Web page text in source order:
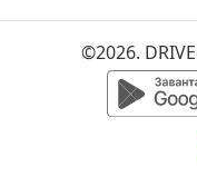
©2026.